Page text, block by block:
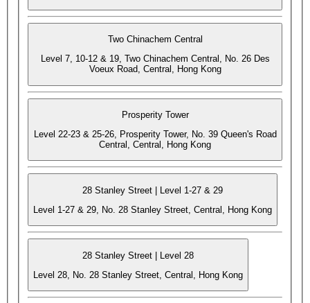
Two Chinachem Central
Level 7, 10-12 & 19, Two Chinachem Central, No. 26 Des
Voeux Road, Central, Hong Kong
Prosperity Tower
Level 22-23 & 25-26, Prosperity Tower, No. 39 Queen's Road
Central, Central, Hong Kong
28 Stanley Street | Level 1-27 & 29
Level 1-27 & 29, No. 28 Stanley Street, Central, Hong Kong
28 Stanley Street | Level 28
Level 28, No. 28 Stanley Street, Central, Hong Kong